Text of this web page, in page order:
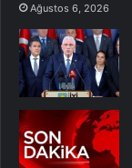
Ağustos 6, 2026